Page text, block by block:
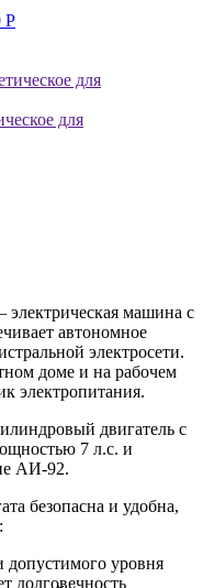
для
электрическая машина с
автономное
электросети.
доме и на рабочем
электропитания.
двигатель с
7 л.с. и
АИ-92.
безопасна и удобна,
уровня
долговечность